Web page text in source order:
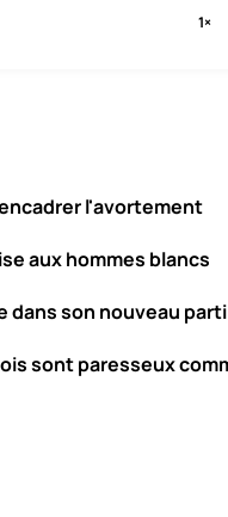
1×
l'avortement
aux hommes blancs
dans son nouveau parti
sont paresseux